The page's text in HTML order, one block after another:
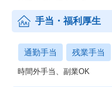
手当・福利厚生
通勤手当 残業手当
時間外手当、副業OK